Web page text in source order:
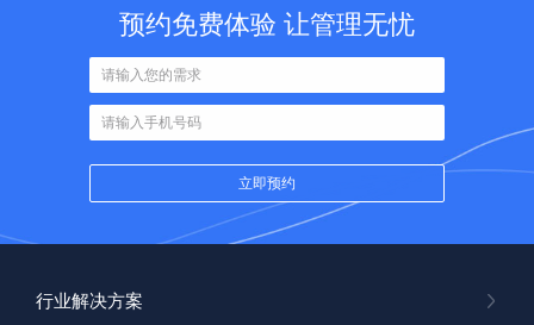
预约免费体验 让管理无忧
行业解决方案